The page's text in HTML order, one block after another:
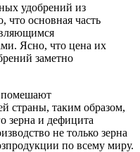
удобрений из
что основная часть
Ясно, что цена их
заметно
помешают
страны, таким образом,
зерна и дефицита
не только зерна
по всему миру.